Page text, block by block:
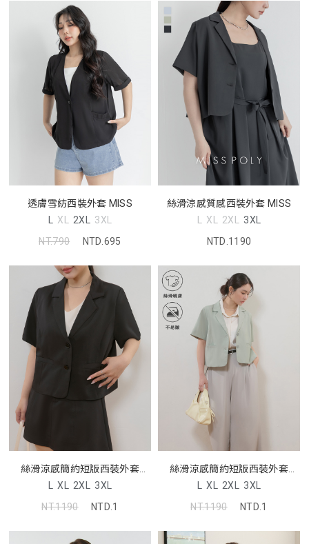
透膚雪紡西裝外套 MISS
L XL 2XL 3XL
NT.790
NTD.695
絲滑涼感質感西裝外套 MISS
L XL 2XL 3XL
NTD.1190
絲滑涼感簡約短版西裝外套
MISS
L XL 2XL 3XL
NT.1190
NTD.1
絲滑涼感簡約短版西裝外套
MISS
L XL 2XL 3XL
NT.1190
NTD.1